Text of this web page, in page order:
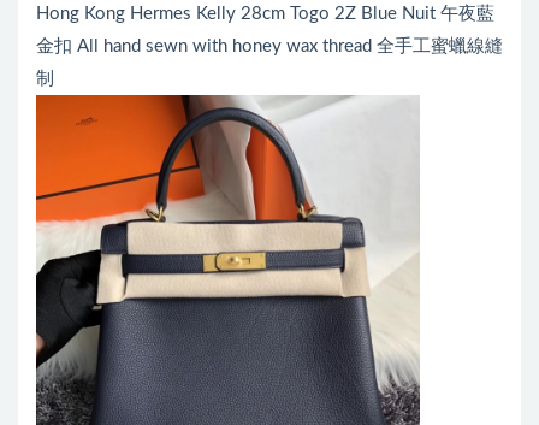
Hong Kong Hermes Kelly 28cm Togo 2Z Blue Nuit 午夜藍
金扣 All hand sewn with honey wax thread 全手工蜜蠟線縫
制